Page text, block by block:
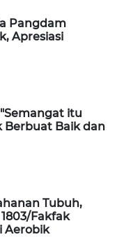
Pangdam
Apresiasi
itu
Berbuat Baik dan
Tubuh,
Fakfak
Aerobik